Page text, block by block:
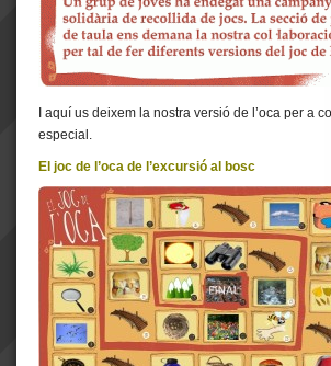
I aquí us deixem la nostra versió de l’oca per a
especial.
El joc de l’oca de l’excursió al bosc